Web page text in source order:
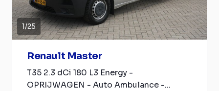
1/25
Renault Master
T35 2.3 dCi 180 L3 Energy -
OPRIJWAGEN - Auto Ambulance -...